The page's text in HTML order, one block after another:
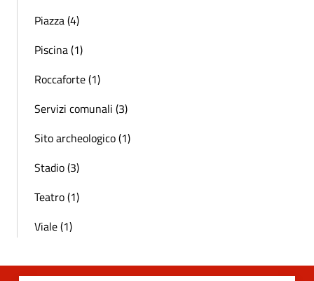
Piazza (4)
Piscina (1)
Roccaforte (1)
Servizi comunali (3)
Sito archeologico (1)
Stadio (3)
Teatro (1)
Viale (1)